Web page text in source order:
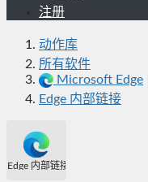
注册
动作库
所有软件
Microsoft Edge
Edge 内部链接
Edge 内部链接